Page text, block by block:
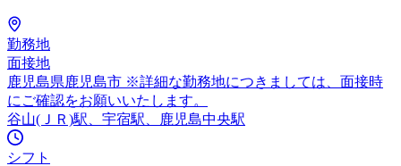
勤務地
面接地
鹿児島県鹿児島市 ※詳細な勤務地につきましては、面接時
にご確認をお願いいたします。
谷山(ＪＲ)駅、宇宿駅、鹿児島中央駅
シフト